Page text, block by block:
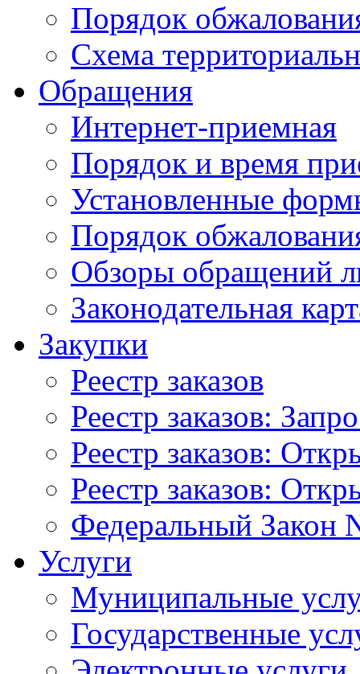
Порядок
Схема
Обращения
Интернет-приемная
Порядок и время
Установленные
Порядок
Обзоры обращений
Законодательная
Закупки
Реестр заказов
Реестр заказов:
Реестр заказов:
Реестр заказов:
Федеральный Закон
Услуги
Муниципальные
Государственные